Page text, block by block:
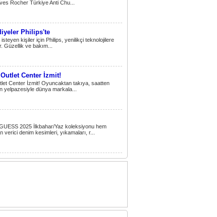
Rocher Türkiye Anti Chu...
Philips'te
kişiler için Philips, yenilikçi teknolojilere
ve bakım...
Center İzmit!
Center İzmit! Oyuncaktan takıya, saatten
yelpazesiyle dünya markala...
2025 İlkbahar/Yaz koleksiyonu hem
denim kesimleri, yıkamaları, r...